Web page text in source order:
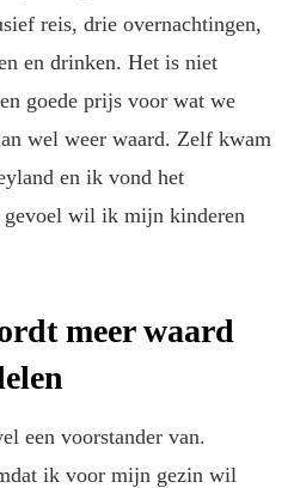
reis, drie overnachtingen,
en drinken. Het is niet
goede prijs voor wat we
wel weer waard. Zelf kwam
en ik vond het
gevoel wil ik mijn kinderen
meer waard
een voorstander van.
ik voor mijn gezin wil